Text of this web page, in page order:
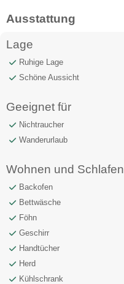
Ausstattung
Lage
Ruhige Lage
Schöne Aussicht
Geeignet für
Nichtraucher
Wanderurlaub
Wohnen und Schlafen
Backofen
Bettwäsche
Föhn
Geschirr
Handtücher
Herd
Kühlschrank